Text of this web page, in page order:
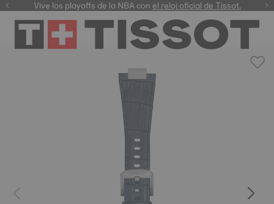
Vive los playoffs de la NBA conel reloj oficial de Tissot.